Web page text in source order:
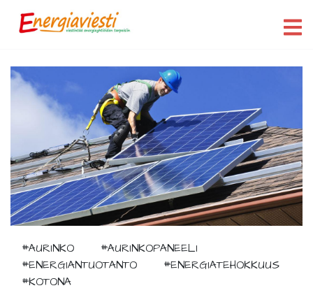
#AURINKO
#AURINKOPANEELI
#ENERGIANTUOTANTO
#ENERGIATEHOKKUUS
#KOTONA